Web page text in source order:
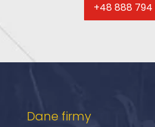
+48 888 794
Dane firmy